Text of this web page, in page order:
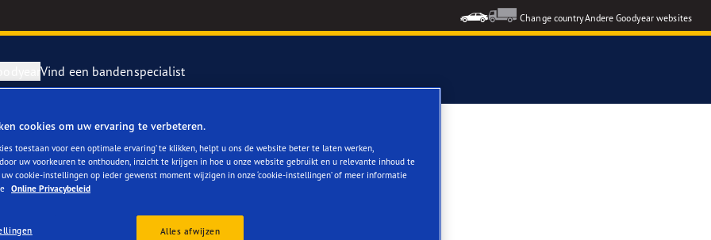
Change countryAndere Goodyear websites
4Seasons GEN-3
F1 SuperSport
Vind een bandenspecialist
cookies om uw ervaring te verbeteren.
toestaan voor een optimale ervaring’ te klikken, helpt u ons de website beter te laten werken,
uw voorkeuren te onthouden, inzicht te krijgen in hoe u onze website gebruikt en u relevante inhoud te
uw cookie-instellingen op ieder gewenst moment wijzigen in onze ‘cookie-instellingen’ of meer informatie
Online Privacybeleid
Alles afwijzen